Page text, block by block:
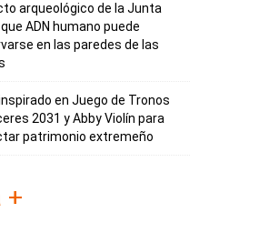
arqueológico de la Junta
ADN humano puede
en las paredes de las
en Juego de Tronos
2031 y Abby Violín para
patrimonio extremeño
+